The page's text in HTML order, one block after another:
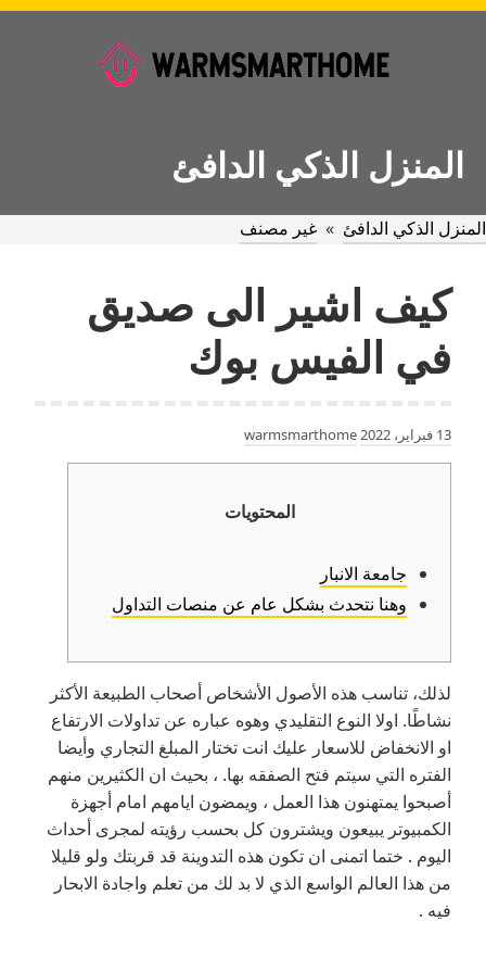
Skip
المنزل الذكي الدافئ
المنزل الذكي الدافئ » غير مصنف
كيف اشير الى صديق
في الفيس بوك
13 فبراير، 2022 warmsmarthome
المحتويات
جامعة الانبار
وهنا نتحدث بشكل عام عن منصات التداول
لذلك، تناسب هذه الأصول الأشخاص أصحاب الطبيعة الأكثر
نشاطًا. اولا النوع التقليدي وهوه عباره عن تداولات الارتفاع
او الانخفاض للاسعار عليك انت تختار المبلغ التجاري وأيضا
الفتره التي سيتم فتح الصفقه بها. ، بحيث ان الكثيرين منهم
أصبحوا يمتهنون هذا العمل ، ويمضون ايامهم امام أجهزة
الكمبيوتر يبيعون ويشترون كل بحسب رؤيته لمجرى أحداث
اليوم . ختما اتمنى ان تكون هذه التدوينة قد قربتك ولو قليلا
من هذا العالم الواسع الذي لا بد لك من تعلم واجادة الابحار
فيه .